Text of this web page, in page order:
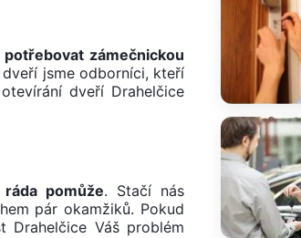
zámečnickou
jsme odborníci, kteří
dveří Drahelčice
pomůže. Stačí nás
pár okamžiků. Pokud
Váš problém